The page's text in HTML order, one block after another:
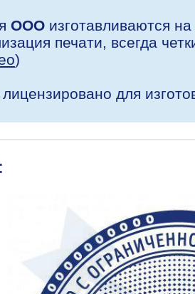
ООО изготавливаются
печати, всегда
)
для